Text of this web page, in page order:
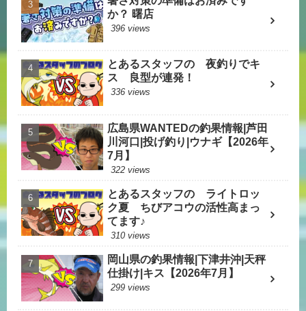
か？ 曙店
396 views
とあるスタッフの 夜釣りでキ
ス 良型が連発！
336 views
広島県WANTEDの釣果情報|芦田
川河口|投げ釣り|ウナギ【2026年
7月】
322 views
とあるスタッフの ライトロッ
ク夏 ちびアコウの活性高まっ
てます♪
310 views
岡山県の釣果情報|下津井沖|天秤
仕掛け|キス【2026年7月】
299 views